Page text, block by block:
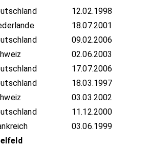
12.02.1998
18.07.2001
09.02.2006
02.06.2003
17.07.2006
18.03.1997
03.03.2002
11.12.2000
03.06.1999